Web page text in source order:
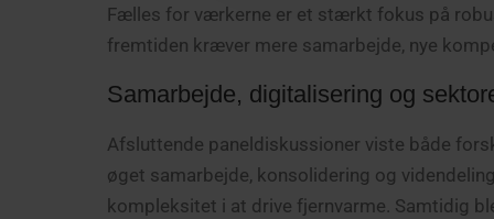
Fælles for værkerne er et stærkt fokus på
fremtiden kræver mere samarbejde, nye
Samarbejde, digitalisering og
Afsluttende paneldiskussioner viste både
øget samarbejde, konsolidering og
kompleksitet i at drive fjernvarme. Samtidig